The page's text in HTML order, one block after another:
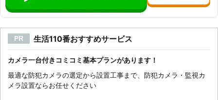
PR 生活110番おすすめサービス
カメラ一台付きコミコミ基本プランがあります！
最適な防犯カメラの選定から設置工事まで、防犯カメラ・監視カ
メラ設置ならお任せください